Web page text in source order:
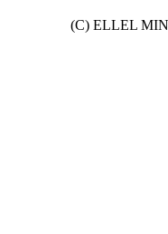
(C) ELLEL